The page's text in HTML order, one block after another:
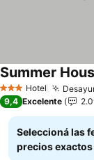
3 Estrellas
Hotel
Summer
9,4 Excelente
Seleccioná las
precios exactos